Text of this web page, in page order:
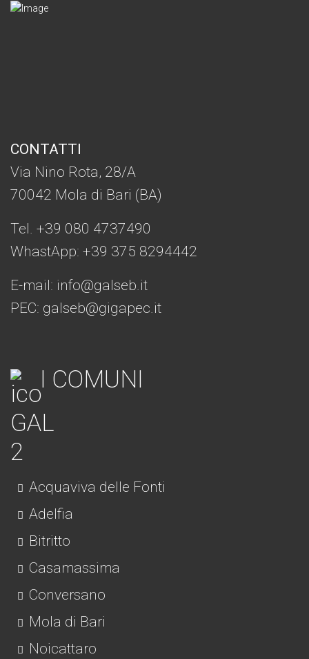
CONTATTI
Via Nino Rota, 28/A
70042 Mola di Bari (BA)
Tel. +39 080 4737490
WhastApp: +39 375 8294442
E-mail: info@galseb.it
PEC: galseb@gigapec.it
I COMUNI
Acquaviva delle Fonti
Adelfia
Bitritto
Casamassima
Conversano
Mola di Bari
Noicattaro